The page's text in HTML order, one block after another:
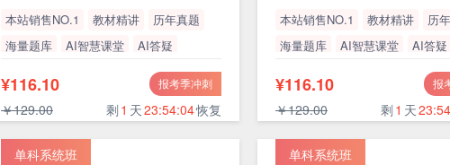
本站销售NO.1 教材精讲
历年真题
海量题库
AI智慧课堂
AI答疑
报考季冲刺
¥116.10
￥129.00 剩1 天23:54:03恢复
本站销售NO.1 教材精讲
历
海量题库
AI智慧课堂
AI答疑
报
¥116.10
￥129.00 剩1 天
单科系统班 单科系统班